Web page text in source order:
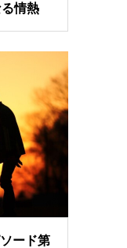
情熱
ード第